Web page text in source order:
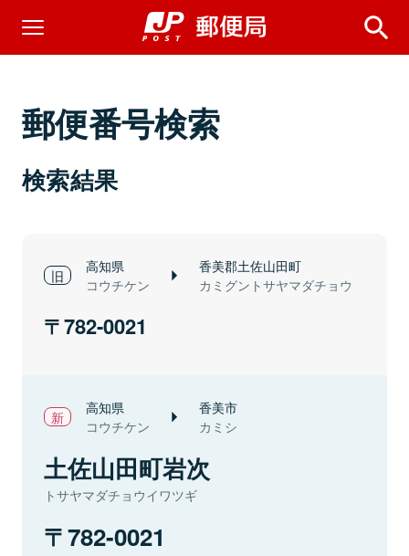
郵便番号検索
検索結果
高知県
コウチケン
香美郡土佐山田町
カミグントサヤマダチョウ
782-0021
高知県
コウチケン
香美市
カミシ
土佐山田町岩次
トサヤマダチョウイワツギ
782-0021